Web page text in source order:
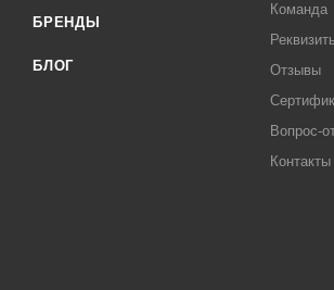
БРЕНДЫ
БЛОГ
Команда
Отзывы
Вопрос-
Контакты